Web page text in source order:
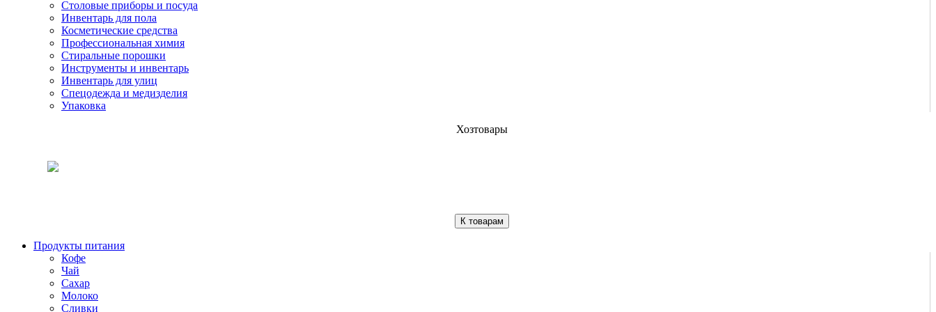
Столовые приборы и посуда
Инвентарь для пола
Косметические средства
Профессиональная химия
Стиральные порошки
Инструменты и инвентарь
Инвентарь для улиц
Спецодежда и медизделия
Упаковка
Хозтовары
К товарам
Продукты питания
Кофе
Чай
Сахар
Молоко
Сливки